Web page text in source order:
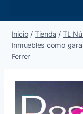
Inicio / Tienda / TL
Inmuebles como
Ferrer